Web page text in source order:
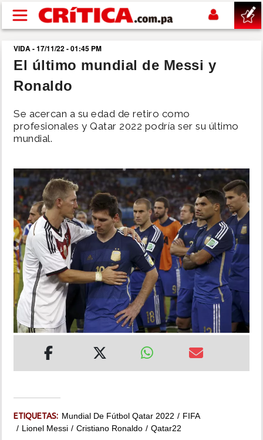
Pasar al contenido principal
buscar
SUCESOS
NACIONAL
SHOW
DEPORTES
MUNDO
INSÓLITAS
MULTIMEDIA
IMPRESO
VIDA - 17/11/22 - 01:45 PM
El último mundial de Messi y
Ronaldo
Se acercan a su edad de retiro como
profesionales y Qatar 2022 podría ser su último
mundial.
ETIQUETAS: Mundial De Fútbol Qatar 2022
FIFA
Lionel Messi
Cristiano Ronaldo Qatar22